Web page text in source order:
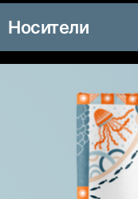
Носители